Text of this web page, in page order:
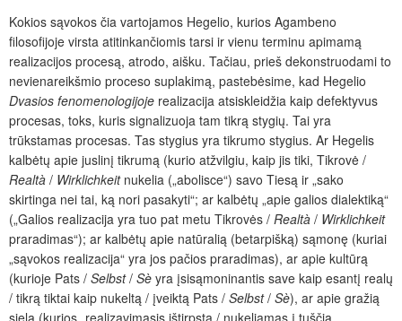
Kokios sąvokos čia vartojamos Hegelio, kurios Agambeno
filosofijoje virsta atitinkančiomis tarsi ir vienu terminu apimamą
realizacijos procesą, atrodo, aišku. Tačiau, prieš dekonstruodami to
nevienareikšmio proceso suplakimą, pastebėsime, kad Hegelio
Dvasios fenomenologijoje realizacija atsiskleidžia kaip defektyvus
procesas, toks, kuris signalizuoja tam tikrą stygių. Tai yra
trūkstamas procesas. Tas stygius yra tikrumo stygius. Ar Hegelis
kalbėtų apie juslinį tikrumą (kurio atžvilgiu, kaip jis tiki, Tikrovė /
Realtà / Wirklichkeit nukelia („abolisce“) savo Tiesą ir „sako
skirtinga nei tai, ką nori pasakyti“; ar kalbėtų „apie galios dialektiką“
(„Galios realizacija yra tuo pat metu Tikrovės / Realtà / Wirklichkeit
praradimas“); ar kalbėtų apie natūralią (betarpišką) sąmonę (kuriai
„sąvokos realizacija“ yra jos pačios praradimas), ar apie kultūrą
(kurioje Pats / Selbst/ Sè yra įsisąmoninantis save kaip esantį realų
/ tikrą tiktai kaip nukeltą / įveiktą Pats / Selbst/ Sè), ar apie gražią